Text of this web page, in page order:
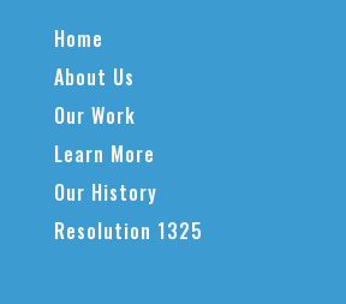
Home
About Us
Our Work
Learn More
Our History
Resolution 1325